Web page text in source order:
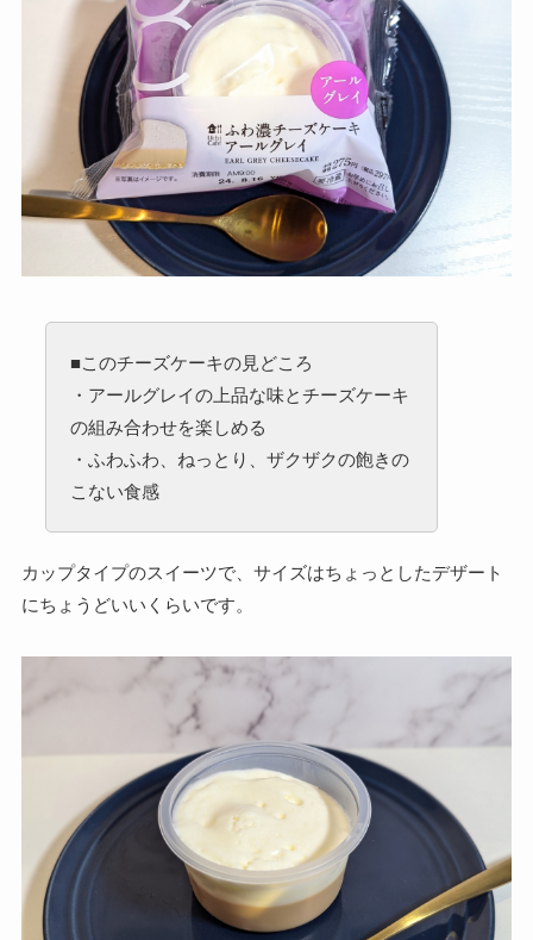
■このチーズケーキの見どころ
・アールグレイの上品な味とチーズケーキ
の組み合わせを楽しめる
・ふわふわ、ねっとり、ザクザクの飽きの
こない食感
カップタイプのスイーツで、サイズはちょっとしたデザート
にちょうどいいくらいです。